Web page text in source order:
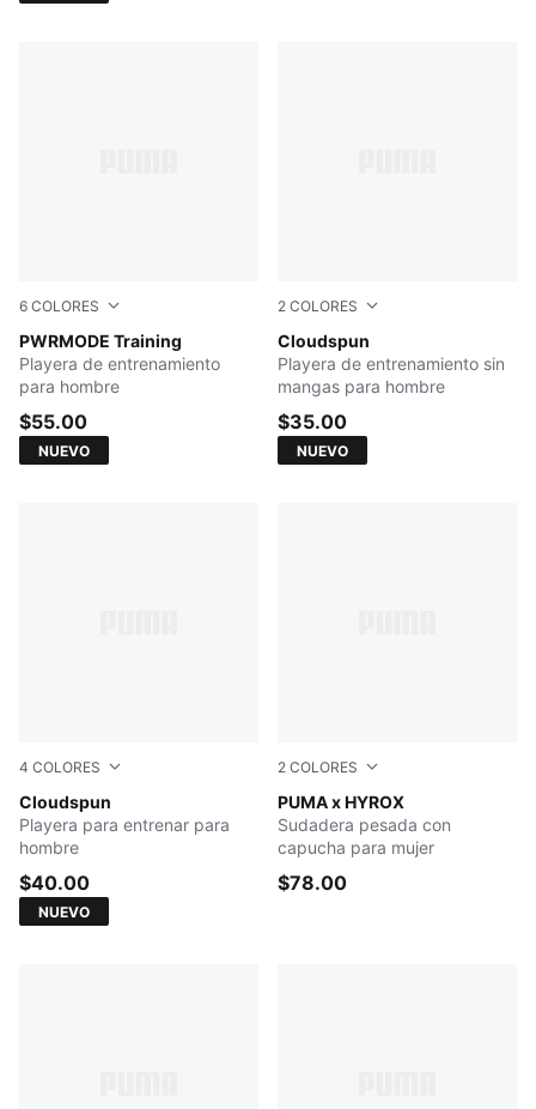
6 COLORES
PWRMODE Training
Mouse Gray
Playera de entrenamiento
para hombre
$55.00
NUEVO
2 COLORES
Cloudspun
PUMA BLACK
Playera de entrenamiento sin
mangas para hombre
$35.00
NUEVO
4 COLORES
Cloudspun
PUMA BLACK
Playera para entrenar para
hombre
$40.00
NUEVO
2 COLORES
PUMA x HYROX
PUMA BLACK
Sudadera pesada con
capucha para mujer
$78.00